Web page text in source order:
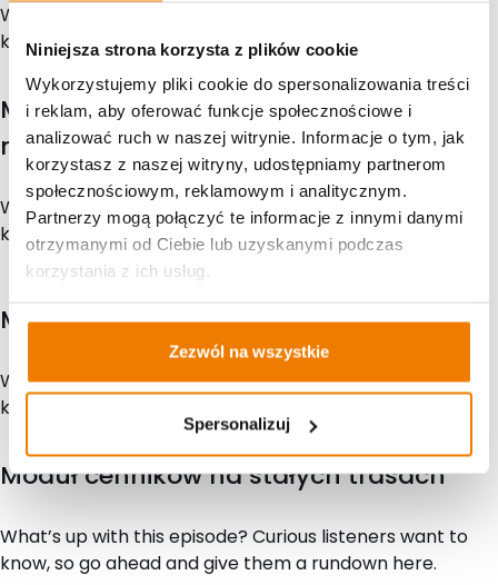
Niniejsza strona korzysta z plików cookie
Wykorzystujemy pliki cookie do spersonalizowania treści
i reklam, aby oferować funkcje społecznościowe i
analizować ruch w naszej witrynie. Informacje o tym, jak
korzystasz z naszej witryny, udostępniamy partnerom
społecznościowym, reklamowym i analitycznym.
Partnerzy mogą połączyć te informacje z innymi danymi
otrzymanymi od Ciebie lub uzyskanymi podczas
korzystania z ich usług.
Zezwól na wszystkie
Spersonalizuj
What’s up with this episode? Curious listeners want to
know, so go ahead and give them a rundown here.
Moduł cenników
na stałych trasach
What’s up with this episode? Curious listeners want to
know, so go ahead and give them a rundown here.
Moduł aukcji transportowych
What’s up with this episode? Curious listeners want to
know, so go ahead and give them a rundown here.
Moduł cenników na stałych trasach
What’s up with this episode? Curious listeners want to
know, so go ahead and give them a rundown here.